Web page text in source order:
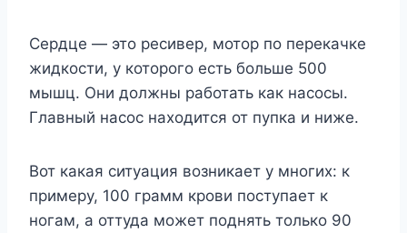
Сердце — это ресивер, мотор по перекачке
жидкости, у которого есть больше 500
мышц. Они должны работать как насосы.
Главный насос находится от пупка и ниже.
Вот какая ситуация возникает у многих: к
примеру, 100 грамм крови поступает к
ногам, а оттуда может поднять только 90